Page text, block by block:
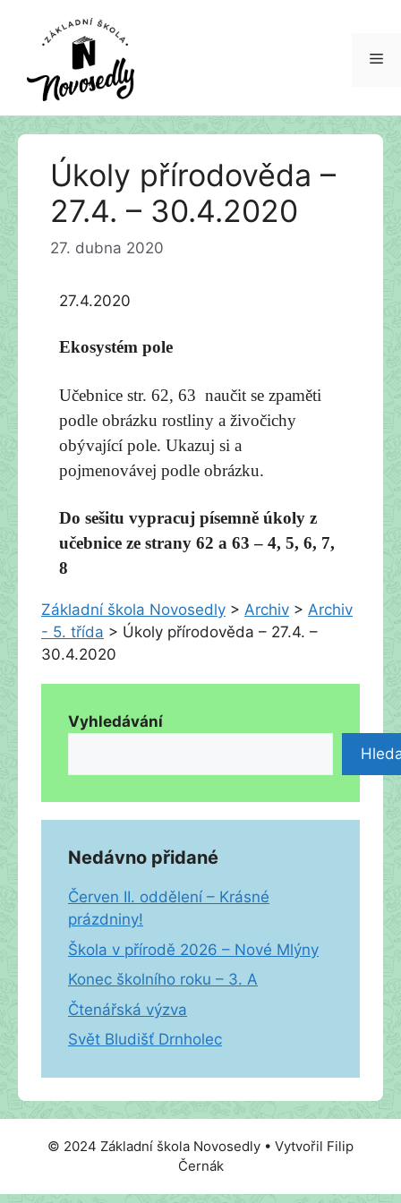
Přeskočit
Úkoly přírodověda –
27.4. – 30.4.2020
27. dubna 2020
27.4.2020
Ekosystém pole
Učebnice str. 62, 63 naučit se zpaměti
podle obrázku rostliny a živočichy
obývající pole. Ukazuj si a
pojmenovávej podle obrázku.
Do sešitu vypracuj písemně úkoly z
učebnice ze strany 62 a 63 – 4, 5, 6, 7,
8
Základní škola Novosedly > Archiv > Archiv
- 5. třída > Úkoly přírodověda – 27.4. –
30.4.2020
Vyhledávání
Nedávno přidané
Červen II. oddělení – Krásné
prázdniny!
Škola v přírodě 2026 – Nové Mlýny
Konec školního roku – 3. A
Čtenářská výzva
Svět Bludišť Drnholec
© 2024 Základní škola Novosedly • Vytvořil Filip
Černák